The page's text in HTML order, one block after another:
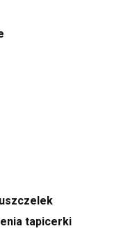
tapicerki